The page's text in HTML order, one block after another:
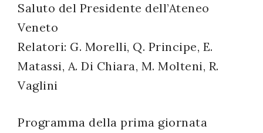
Saluto del Presidente dell’Ateneo
Veneto
Relatori: G. Morelli, Q. Principe, E.
Matassi, A. Di Chiara, M. Molteni, R.
Vaglini
Programma della prima giornata